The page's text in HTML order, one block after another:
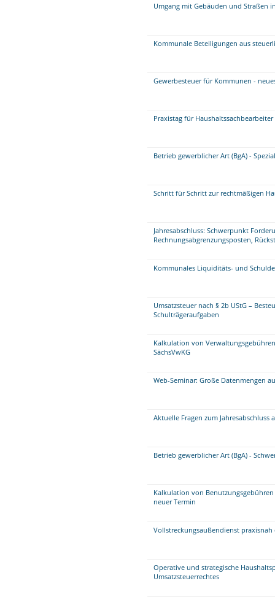
Umgang mit Gebäuden und Straßen
Kommunale Beteiligungen aus
Gewerbesteuer für Kommunen -
Praxistag für
Betrieb gewerblicher Art (BgA) -
Schritt für Schritt zur rechtmäßigen
Jahresabschluss: Schwerpunkt
Rechnungsabgrenzungsposten,
Kommunales Liquiditäts- und
Umsatzsteuer nach § 2b UStG –
Schulträgeraufgaben
Kalkulation von
SächsVwKG
Web-Seminar: Große Datenmengen
Aktuelle Fragen zum Jahresabschluss
Betrieb gewerblicher Art (BgA) -
Kalkulation von
neuer Termin
Vollstreckungsaußendienst praxisnah
Operative und strategische
Umsatzsteuerrechtes